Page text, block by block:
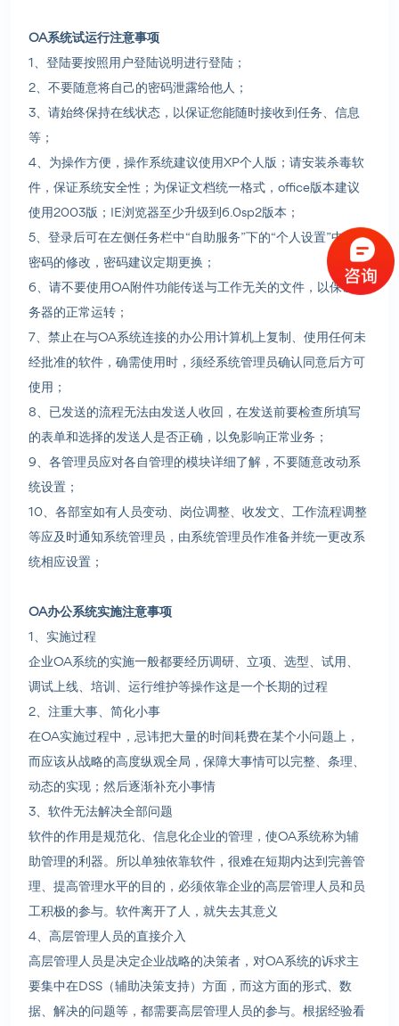
OA系统试运行注意事项
1、登陆要按照用户登陆说明进行登陆；
2、不要随意将自己的密码泄露给他人；
3、请始终保持在线状态，以保证您能随时接收到任务、信息
等；
4、为操作方便，操作系统建议使用XP个人版；请安装杀毒软
件，保证系统安全性；为保证文档统一格式，office版本建议
使用2003版；IE浏览器至少升级到6.0sp2版本；
5、登录后可在左侧任务栏中“自助服务”下的“个人设置”中进行
密码的修改，密码建议定期更换；
6、请不要使用OA附件功能传送与工作无关的文件，以保证服
务器的正常运转；
7、禁止在与OA系统连接的办公用计算机上复制、使用任何未
经批准的软件，确需使用时，须经系统管理员确认同意后方可
使用；
8、已发送的流程无法由发送人收回，在发送前要检查所填写
的表单和选择的发送人是否正确，以免影响正常业务；
9、各管理员应对各自管理的模块详细了解，不要随意改动系
统设置；
10、各部室如有人员变动、岗位调整、收发文、工作流程调整
等应及时通知系统管理员，由系统管理员作准备并统一更改系
统相应设置；
OA办公系统实施注意事项
1、实施过程
企业OA系统的实施一般都要经历调研、立项、选型、试用、
调试上线、培训、运行维护等操作这是一个长期的过程
2、注重大事、简化小事
在OA实施过程中，忌讳把大量的时间耗费在某个小问题上，
而应该从战略的高度纵观全局，保障大事情可以完整、条理、
动态的实现；然后逐渐补充小事情
3、软件无法解决全部问题
软件的作用是规范化、信息化企业的管理，使OA系统称为辅
助管理的利器。所以单独依靠软件，很难在短期内达到完善管
理、提高管理水平的目的，必须依靠企业的高层管理人员和员
工积极的参与。软件离开了人，就失去其意义
4、高层管理人员的直接介入
高层管理人员是决定企业战略的决策者，对OA系统的诉求主
要集中在DSS（辅助决策支持）方面，而这方面的形式、数
据、解决的问题等，都需要高层管理人员的参与。根据经验看